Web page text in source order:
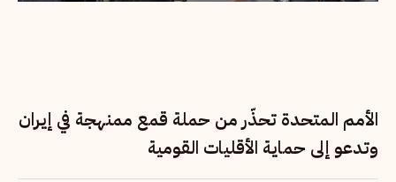
الأمم المتحدة تحذّر من حملة قمع ممنهجة في إيران
وتدعو إلى حماية الأقليات القومية